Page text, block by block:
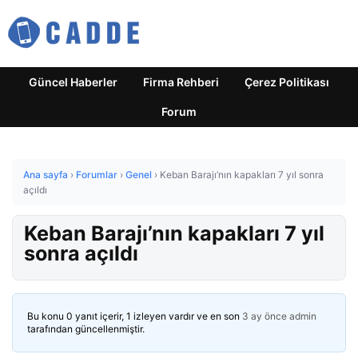
Güncel Haberler Firma Rehberi Çerez Politikası
Forum
Ana sayfa › Forumlar › Genel › Keban Barajı’nın kapakları 7 yıl sonra
açıldı
Keban Barajı’nın kapakları 7 yıl
sonra açıldı
Bu konu 0 yanıt içerir, 1 izleyen vardır ve en son 3 ay önce admin
tarafından güncellenmiştir.